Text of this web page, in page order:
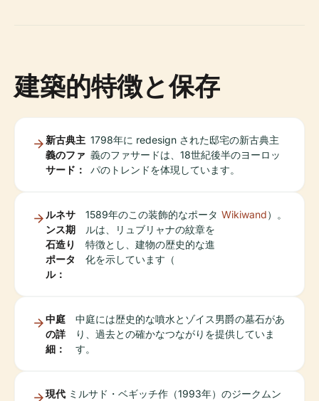
建築的特徴と保存
新古典主
義のファ
サード：
1798年に redesign された邸宅の新古典主
義のファサードは、18世紀後半のヨーロッ
パのトレンドを体現しています。
ルネサ
ンス期
石造り
ポータ
ル：
1589年のこの装飾的なポータ
ルは、リュブリャナの紋章を
特徴とし、建物の歴史的な進
化を示しています（
Wikiwand）。
中庭
の詳
細：
中庭には歴史的な噴水とゾイス男爵の墓石があ
り、過去との確かなつながりを提供していま
す。
現代 ミルサド・ベギッチ作（1993年）のジークムン